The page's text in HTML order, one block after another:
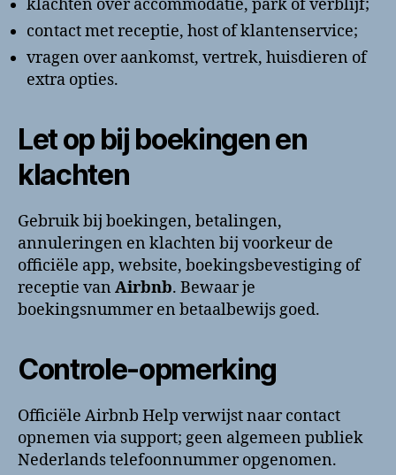
klachten over accommodatie, park of verblijf;
contact met receptie, host of klantenservice;
vragen over aankomst, vertrek, huisdieren of
extra opties.
Let op bij boekingen en
klachten
Gebruik bij boekingen, betalingen,
annuleringen en klachten bij voorkeur de
officiële app, website, boekingsbevestiging of
receptie van Airbnb. Bewaar je
boekingsnummer en betaalbewijs goed.
Controle-opmerking
Officiële Airbnb Help verwijst naar contact
opnemen via support; geen algemeen publiek
Nederlands telefoonnummer opgenomen.